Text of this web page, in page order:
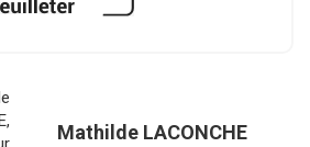
Mathilde LACONCHE